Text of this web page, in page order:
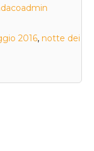
2016, notte dei